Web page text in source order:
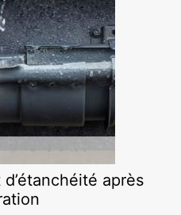
après